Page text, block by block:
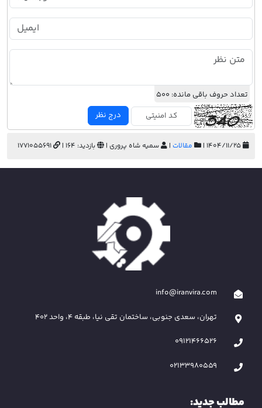
تعداد حروف باقی مانده: 500
درج نظر
مقالات | سمیه شاه پروری | بازدید: 164 | 1771055691
info@iranvira.com
تهران، سعدی جنوبی، ساختمان تقی نیا، طبقه 4، واحد 402
09121466526
02133980559
مطالب جدید: